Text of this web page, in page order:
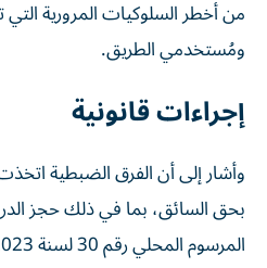
ومُستخدمي الطريق.
إجراءات قانونية
وأشار إلى أن الفرق الضبطية اتخذت
بحق السائق، بما في ذلك حجز